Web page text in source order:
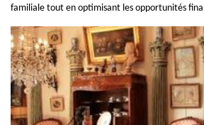
familiale tout en optimisant les opportunités